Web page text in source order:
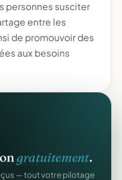
personnes susciter
entre les
de promouvoir des
aux besoins
gratuitement.
— tout votre pilotage